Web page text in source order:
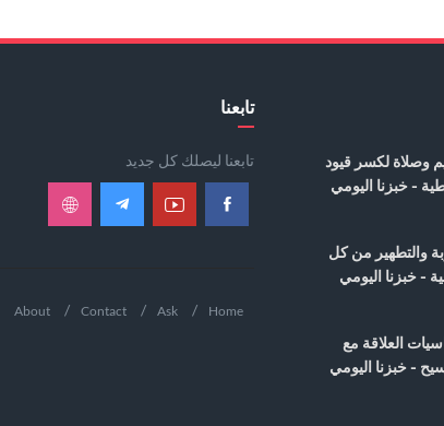
وصلاة لكسر قيود
- خبزنا اليومي
والتطهير من كل
- خبزنا اليومي
العلاقة مع
- خبزنا اليومي
تابعنا
تابعنا ليصلك كل جديد
Home
Ask
Contact
About